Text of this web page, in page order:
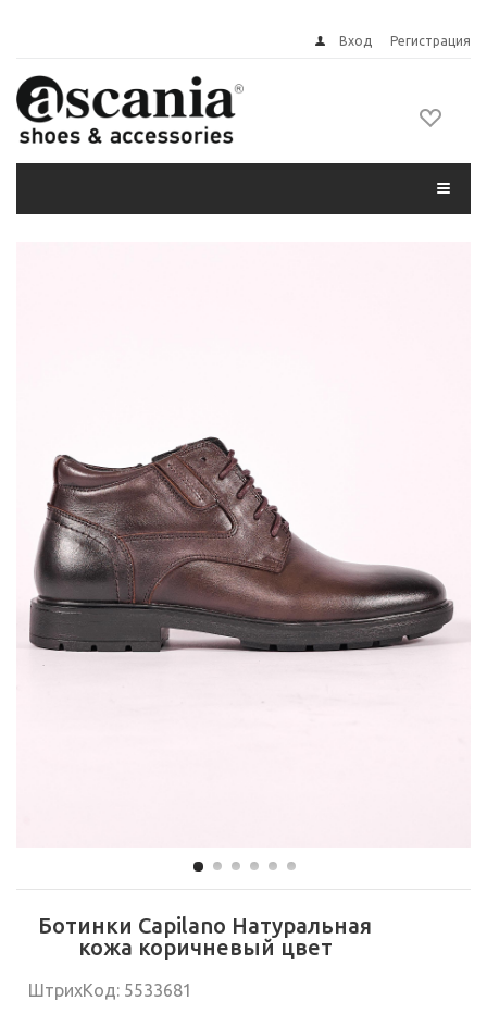
Вход Регистрация
Ботинки Capilano Натуральная
кожа коричневый цвет
ШтрихКод: 5533681